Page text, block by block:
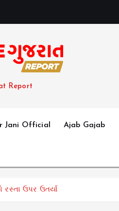
Report
Jani Official Ajab Gajab
રસ્તા ઉપર ઉતર્યા